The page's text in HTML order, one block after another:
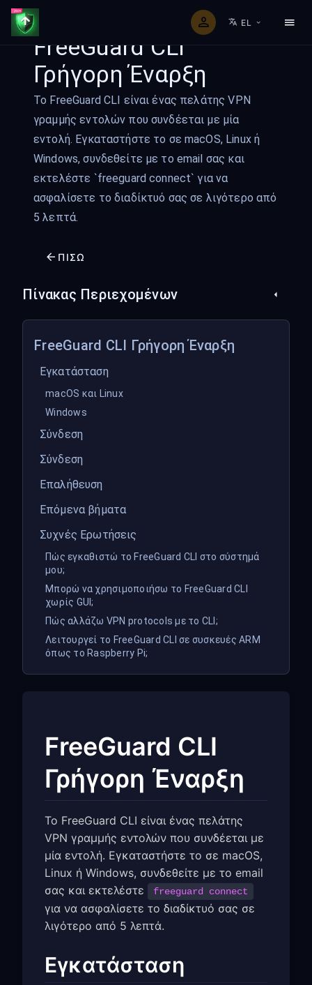
EL
FreeGuard CLI
Γρήγορη Έναρξη
Το FreeGuard CLI είναι ένας πελάτης VPN
γραμμής εντολών που συνδέεται με μία
εντολή. Εγκαταστήστε το σε macOS, Linux ή
Windows, συνδεθείτε με το email σας και
εκτελέστε `freeguard connect` για να
ασφαλίσετε το διαδίκτυό σας σε λιγότερο από
5 λεπτά.
ΠΊΣΩ
Πίνακας Περιεχομένων
FreeGuard CLI Γρήγορη Έναρξη
Εγκατάσταση
macOS και Linux
Windows
Σύνδεση
Σύνδεση
Επαλήθευση
Επόμενα βήματα
Συχνές Ερωτήσεις
Πώς εγκαθιστώ το FreeGuard CLI στο σύστημά
μου;
Μπορώ να χρησιμοποιήσω το FreeGuard CLI
χωρίς GUI;
Πώς αλλάζω VPN protocols με το CLI;
Λειτουργεί το FreeGuard CLI σε συσκευές ARM
όπως το Raspberry Pi;
FreeGuard CLI
Γρήγορη Έναρξη
Το FreeGuard CLI είναι ένας πελάτης
VPN γραμμής εντολών που συνδέεται με
μία εντολή. Εγκαταστήστε το σε macOS,
Linux ή Windows, συνδεθείτε με το email
σας και εκτελέστε
freeguard connect
για να ασφαλίσετε το διαδίκτυό σας σε
λιγότερο από 5 λεπτά.
Εγκατάσταση